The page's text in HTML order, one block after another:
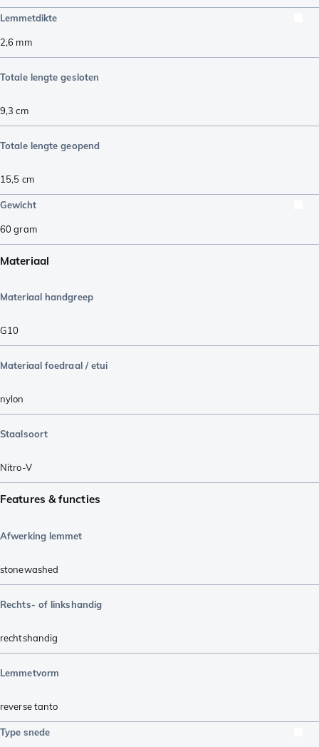
Lemmetdikte
2,6 mm
Totale lengte gesloten
9,3 cm
Totale lengte geopend
15,5 cm
Gewicht
60gram
Materiaal
Materiaal handgreep
G10
Materiaal foedraal / etui
nylon
Staalsoort
Nitro-V
Features & functies
Afwerking lemmet
stonewashed
Rechts- of linkshandig
rechtshandig
Lemmetvorm
reverse tanto
Type snede